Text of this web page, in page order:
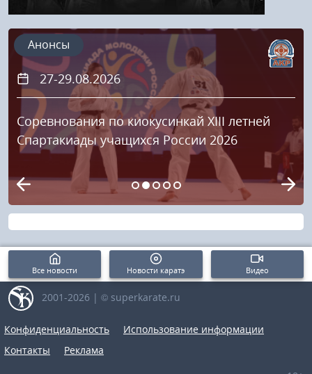
27-29.08.2026
Соревнования по киокусинкай XIII летней
Спартакиады учащихся России 2026
Анонсы
Все новости Новости каратэ Видео
2001-2026 | © superkarate.ru
Конфиденциальность
Использование информации
Контакты
Реклама